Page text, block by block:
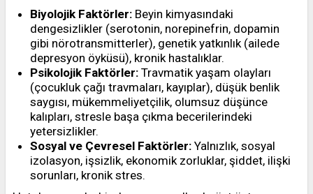
Biyolojik Faktörler: Beyin kimyasındaki
dengesizlikler (serotonin, norepinefrin, dopamin
gibi nörotransmitterler), genetik yatkınlık (ailede
depresyon öyküsü), kronik hastalıklar.
Psikolojik Faktörler: Travmatik yaşam olayları
(çocukluk çağı travmaları, kayıplar), düşük benlik
saygısı, mükemmeliyetçilik, olumsuz düşünce
kalıpları, stresle başa çıkma becerilerindeki
yetersizlikler.
Sosyal ve Çevresel Faktörler: Yalnızlık, sosyal
izolasyon, işsizlik, ekonomik zorluklar, şiddet, ilişki
sorunları, kronik stres.